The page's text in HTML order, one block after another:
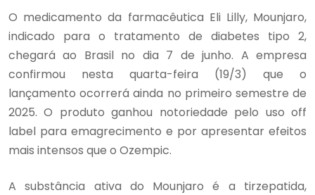
O medicamento da farmacêutica Eli Lilly, Mounjaro,
indicado para o tratamento de diabetes tipo 2,
chegará ao Brasil no dia 7 de junho. A empresa
confirmou nesta quarta-feira (19/3) que o
lançamento ocorrerá ainda no primeiro semestre de
2025. O produto ganhou notoriedade pelo uso off
label para emagrecimento e por apresentar efeitos
mais intensos que o Ozempic.
A substância ativa do Mounjaro é a tirzepatida,